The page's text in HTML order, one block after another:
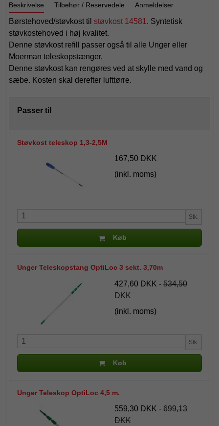
Beskrivelse Tilbehør / Reservedele Anmeldelser
Børstehoved/støvkost til støvkost 14581 . Syntetisk
støvkostehoved i høj kvalitet.
Denne støvkost refill passer også til alle Unger eller
Moerman teleskopstænger.
Denne støvkost kan rengøres ved at skylle med vand og
sæbe. Kosten skal derefter lufttørre.
Passer til
Støvkost teleskop 1,3-2,5M
167,50 DKK
(inkl. moms)
Stk.
Køb
Unger Teleskopstang OptiLoc 3 sekt. 3,70m
427,60 DKK - 534,50
DKK
(inkl. moms)
Stk.
Køb
Unger Teleskop OptiLoc 4,5 m.
559,30 DKK - 699,13
DKK